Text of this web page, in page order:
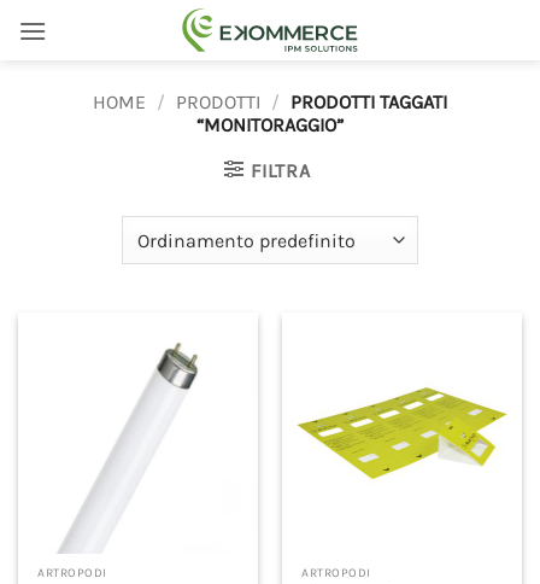
HOME / PRODOTTI / PRODOTTI TAGGATI
“MONITORAGGIO”
FILTRA
ARTROPODI ARTROPODI